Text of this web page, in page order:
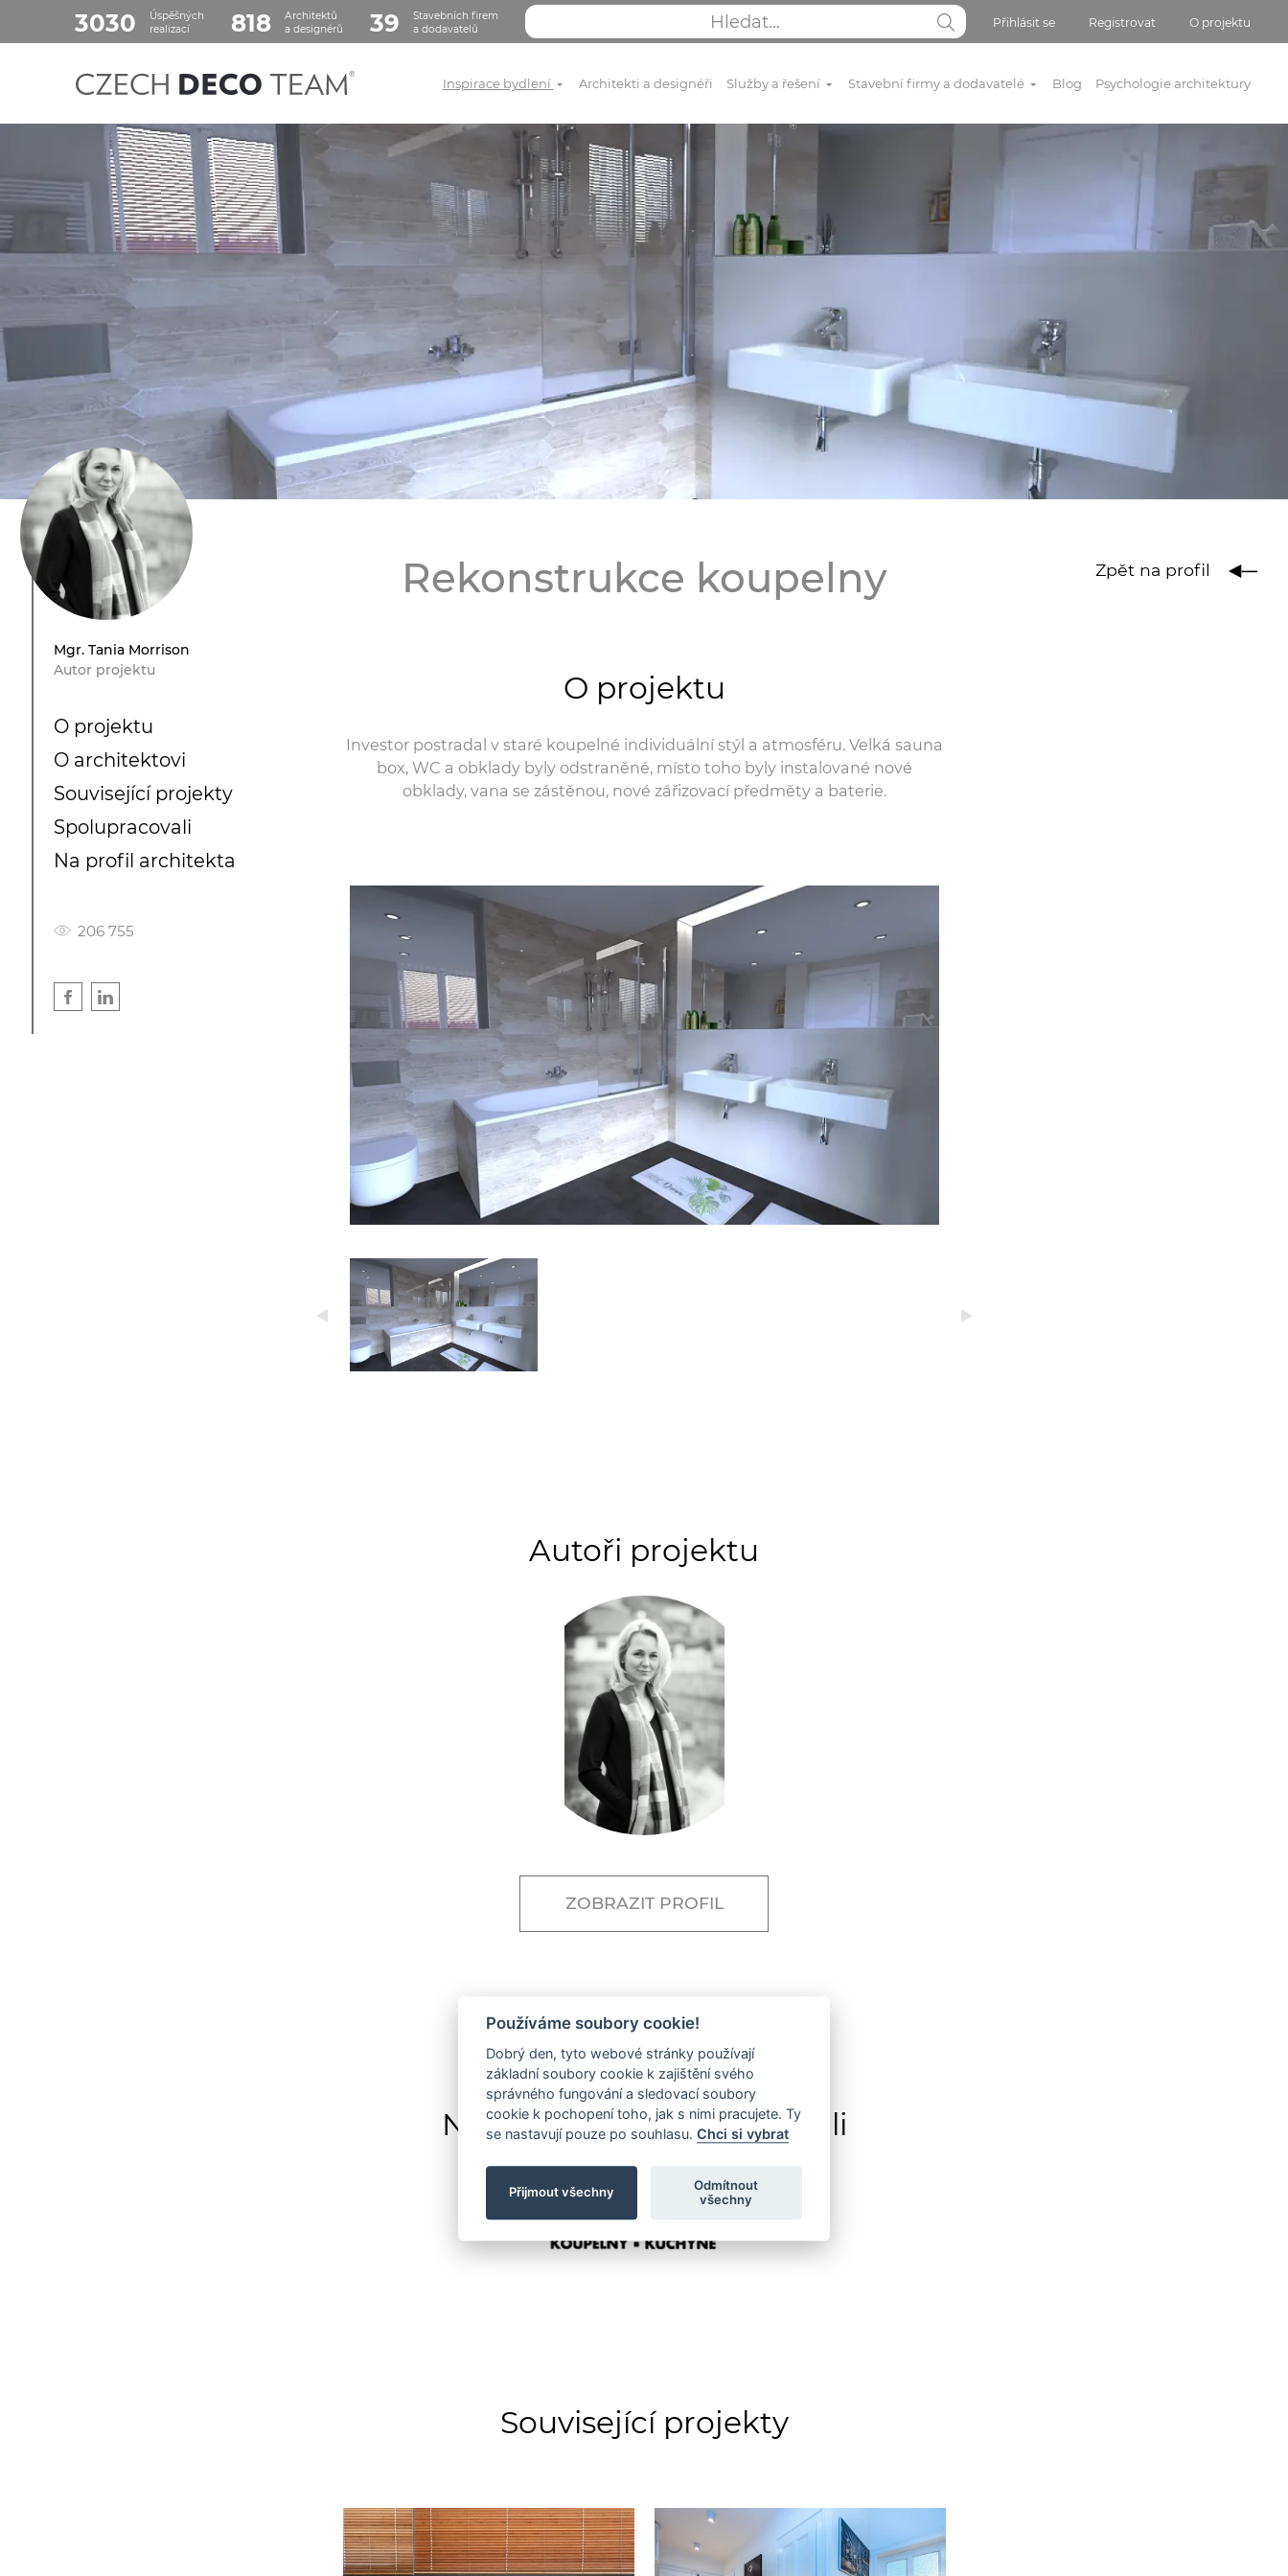
3030
Úspěšných
realizací
818
Architektů
a designérů
39
Stavebních firem
a dodavatelů
Přihlásit se Registrovat O projektu
Inspirace bydlení Architekti a designéři Služby a řešení Stavební firmy a dodavatelé Blog Psychologie architektury
Mgr. Tania Morrison
Autor projektu
O projektu
O architektovi
Související projekty
Spolupracovali
Na profil architekta
206 755
Rekonstrukce koupelny
O projektu
Investor postradal v staré koupelné individuální stýl a atmosféru. Velká sauna
box, WC a obklady byly odstraněné, místo toho byly instalované nové
obklady, vana se zástěnou, nové zářizovací předměty a baterie.
Autoři projektu
ZOBRAZIT PROFIL
Na projektu spolupracovali
Související projekty
Zpět na profil
Používáme soubory cookie!
Dobrý den, tyto webové stránky používají
základní soubory cookie k zajištění svého
správného fungování a sledovací soubory
cookie k pochopení toho, jak s nimi pracujete. Ty
se nastavují pouze po souhlasu.Chci si vybrat
Přijmout všechny
Odmítnout
všechny